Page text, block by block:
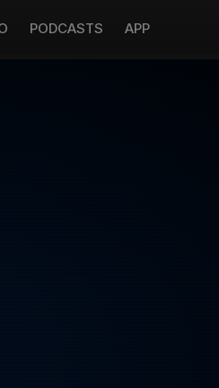
PODCASTS APP